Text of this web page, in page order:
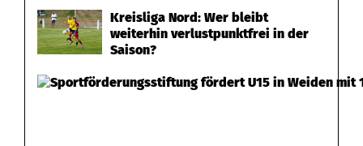
Kreisliga Nord: Wer bleibt
weiterhin verlustpunktfrei in der
Saison?